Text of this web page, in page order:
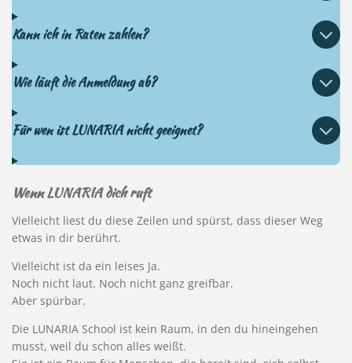
Kann ich in Raten zahlen?
Wie läuft die Anmeldung ab?
Für wen ist LUNARIA nicht geeignet?
WennLUNARIA dich ruft
Vielleicht liest du diese Zeilen und spürst, dass dieser Weg
etwas in dir berührt.
Vielleicht ist da ein leises Ja.
Noch nicht laut. Noch nicht ganz greifbar.
Aber spürbar.
Die LUNARIA School ist kein Raum, in den du hineingehen
musst, weil du schon alles weißt.